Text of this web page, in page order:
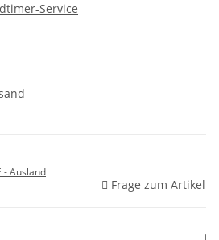
Service
- Ausland
Frage zum Artikel